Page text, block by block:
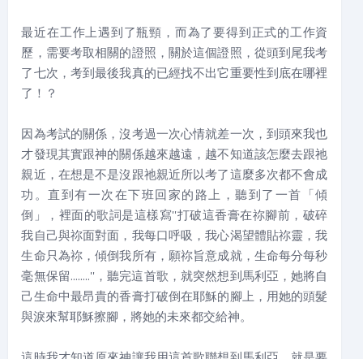
最近在工作上遇到了瓶頸，而為了要得到正式的工作資
歷，需要考取相關的證照，關於這個證照，從頭到尾我考
了七次，考到最後我真的已經找不出它重要性到底在哪裡
了！？
因為考試的關係，沒考過一次心情就差一次，到頭來我也
才發現其實跟神的關係越來越遠，越不知道該怎麼去跟祂
親近，在想是不是沒跟祂親近所以考了這麼多次都不會成
功。直到有一次在下班回家的路上，聽到了一首「傾
倒」，裡面的歌詞是這樣寫''打破這香膏在祢腳前，破碎
我自己與祢面對面，我每口呼吸，我心渴望體貼祢靈，我
生命只為祢，傾倒我所有，願祢旨意成就，生命每分每秒
毫無保留........''，聽完這首歌，就突然想到馬利亞，她將自
己生命中最昂貴的香膏打破倒在耶穌的腳上，用她的頭髮
與淚來幫耶穌擦腳，將她的未來都交給神。